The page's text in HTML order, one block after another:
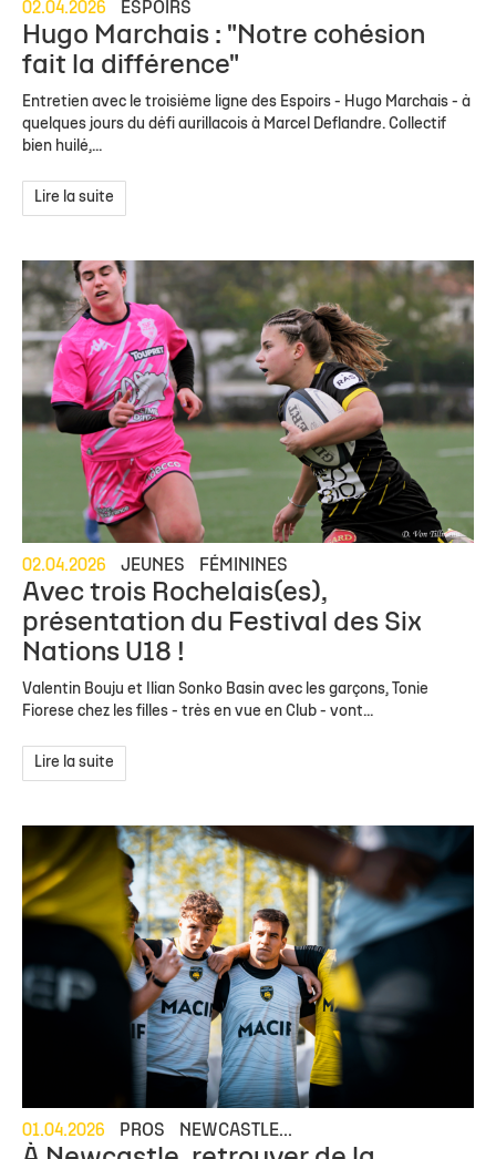
02.04.2026 ESPOIRS
Hugo Marchais : "Notre cohésion
fait la différence"
Entretien avec le troisième ligne des Espoirs - Hugo Marchais - à
quelques jours du défi aurillacois à Marcel Deflandre. Collectif
bien huilé,...
Lire la suite
02.04.2026 JEUNES FÉMININES
Avec trois Rochelais(es),
présentation du Festival des Six
Nations U18 !
Valentin Bouju et Ilian Sonko Basin avec les garçons, Tonie
Fiorese chez les filles - très en vue en Club - vont...
Lire la suite
01.04.2026 PROS NEWCASTLE...